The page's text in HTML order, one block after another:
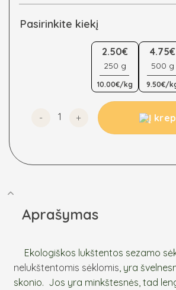
Pasirinkite kiekį
2.50€
250 g
10.00€/kg
4.75€
500 g
9.50€/
produkto kiekis: Sezamo sėklos
Į
Aprašymas
Ekologiškos lukštentos sezamo
nelukštentomis sėklomis, yra
skonio. Jos yra minkštesnės, tad